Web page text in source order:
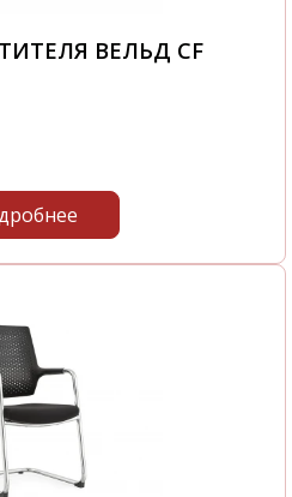
сможете быстро
для посетителя
времени.
получите
в самые короткие
который
г. Екатеринбург,
Предельная, 57/1
ВЕЛЬД CF